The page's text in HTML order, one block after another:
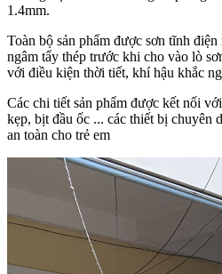
1.4mm.
Toàn bộ sản phẩm được sơn tĩnh
ngâm tẩy thép trước khi cho vào lò
với điều kiện thời tiết, khí hậu khắc
Các chi tiết sản phẩm được kết nối
kẹp, bịt đầu ốc ... các thiết bị chuyên
an toàn cho trẻ em